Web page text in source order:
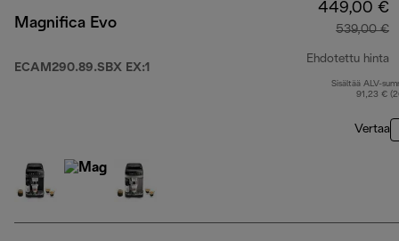
Magnifica Evo
ECAM290.89.SBX EX:1
449,00 €
539,00 €
Ehdotettu hinta
Sisältää ALV-
91,23 €
Vertaa